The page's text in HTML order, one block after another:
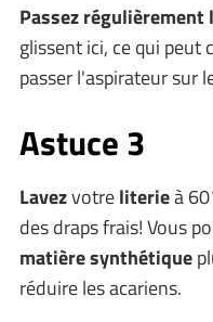
Passez
glissent ici, ce qui
passer l'aspirateur sur
Astuce 3
Lavezvotreliterieà
des draps frais! Vous
matière synthétique
réduire les acariens.